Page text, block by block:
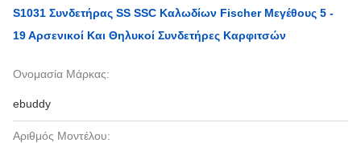
S1031 Συνδετήρας SS SSC Καλωδίων Fischer Μεγέθους 5 -
19 Αρσενικοί Και Θηλυκοί Συνδετήρες Καρφιτσών
Ονομασία Μάρκας:
ebuddy
Αριθμός Μοντέλου: